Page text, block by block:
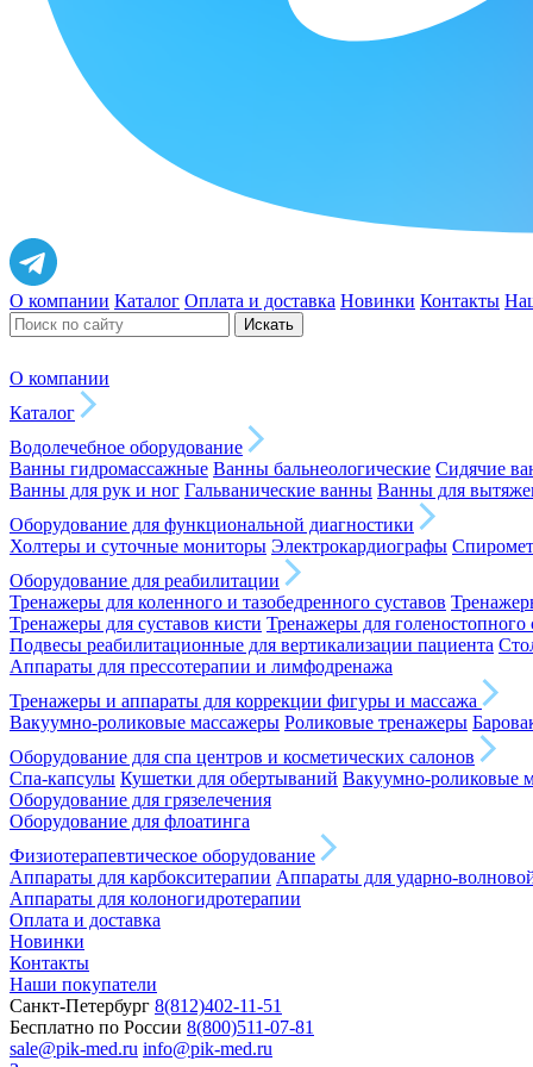
О компании Каталог Оплата и доставка Новинки Контакты
Искать
О компании
Каталог
Водолечебное оборудование
Ванны гидромассажные Ванны бальнеологические Сидячие
Ванны для рук и ног Гальванические ванны Ванны для
Оборудование для функциональной диагностики
Холтеры и суточные мониторы Электрокардиографы
Оборудование для реабилитации
Тренажеры для коленного и тазобедренного суставов
Тренажеры для суставов кисти Тренажеры для голеностопного
Подвесы реабилитационные для вертикализации пациента
Аппараты для прессотерапии и лимфодренажа
Тренажеры и аппараты для коррекции фигуры и массажа
Вакуумно-роликовые массажеры Роликовые тренажеры
Оборудование для спа центров и косметических салонов
Спа-капсулы Кушетки для обертываний Вакуумно-роликовые
Оборудование для грязелечения
Оборудование для флоатинга
Физиотерапевтическое оборудование
Аппараты для карбокситерапии Аппараты для ударно-
Аппараты для колоногидротерапии
Оплата и доставка
Новинки
Контакты
Наши покупатели
Санкт-Петербург 8(812)402-11-51
Бесплатно по России 8(800)511-07-81
sale@pik-med.ru info@pik-med.ru